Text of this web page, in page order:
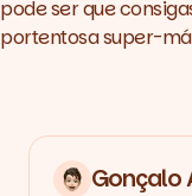
pode ser que
portentosa super-
Gonçalo